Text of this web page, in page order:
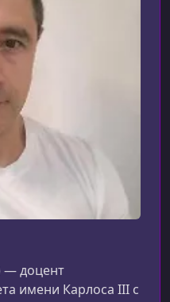
— доцент
имени Карлоса III с